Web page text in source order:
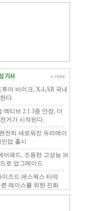
투어 바이크, X-LAB 국내
다.
액티브 2.1 3종 안장, 더
거가 시작된다.
전히 새로워진 듀라에이
업 출시
어패드, 조용한 고성능 브
로 업그레이드
이즈드 에스웍스 타막
른 레이스를 위한 진화